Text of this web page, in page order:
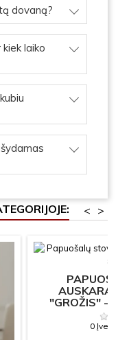
dovaną?
laiko
>
<
"GROŽIS" -
0